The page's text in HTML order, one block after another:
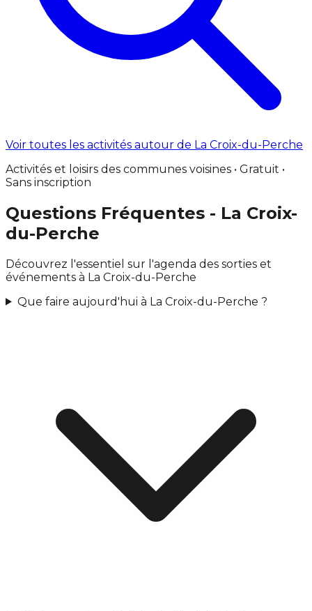
Voir toutes les activités autour de La Croix-du-Perche
Activités et loisirs des communes voisines • Gratuit •
Sans inscription
Questions Fréquentes - La Croix-
du-Perche
Découvrez l'essentiel sur l'agenda des sorties et
événements à La Croix-du-Perche
Que faire aujourd'hui à La Croix-du-Perche ?